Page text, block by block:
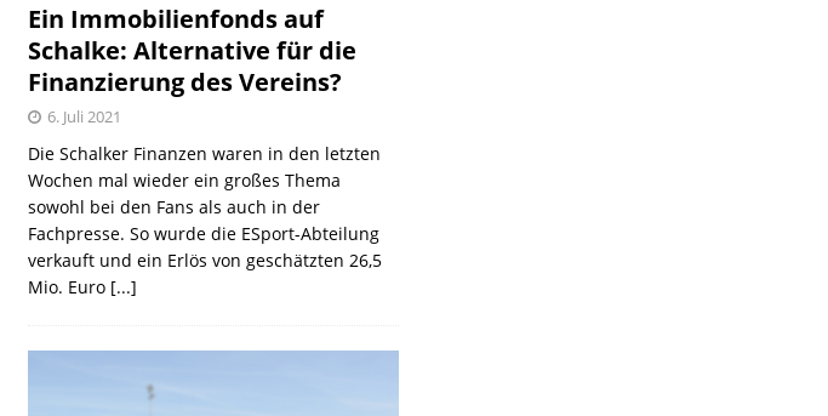
Ein Immobilienfonds auf
Schalke: Alternative für die
Finanzierung des Vereins?
6. Juli 2021
Die Schalker Finanzen waren in den letzten
Wochen mal wieder ein großes Thema
sowohl bei den Fans als auch in der
Fachpresse. So wurde die ESport-Abteilung
verkauft und ein Erlös von geschätzten 26,5
Mio. Euro [...]